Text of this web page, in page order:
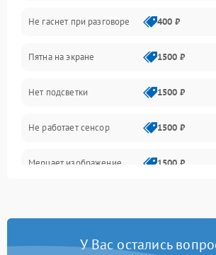
Зарядка
Проблемы с питанием, зарядкой и
Проблемы с работой системы,
Не гаснет при разговоре 400 ₽
Пятна на экране 1500 ₽
Нет подсветки 1500 ₽
Не работает сенсор 1500 ₽
Мерцает изображение 1500 ₽
У Вас остались